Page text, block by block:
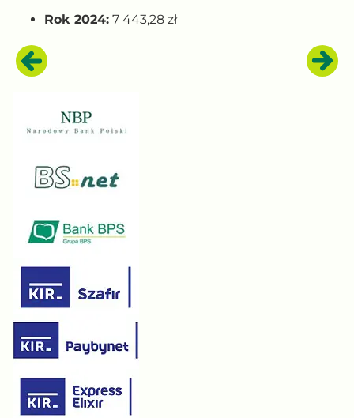
Rok 2024: 7 443,28 zł